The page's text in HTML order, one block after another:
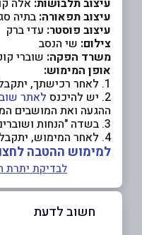
עיצוב תלבושות: אלה
עיצוב תפאורה: בתיה
עיצוב פוסטר: עדי ברק
צילום: שי הנסב
משרד הפקה: שוברי
אופן המימוש:
1. לאחר רכישתך, יתקבל קוד למייל ולטלפון הנייד
2. יש להיכנס לאתר
ההגעה ואת המושבים
3. בשדה "הנחות ושוברים" יש להזין את הקוד שהתקבל
4. לאחר המימוש, יתקבל כרטיס דיגיטלי להצגה
למימוש ההטבה
לבדיקת יתרת
חשוב לדעת